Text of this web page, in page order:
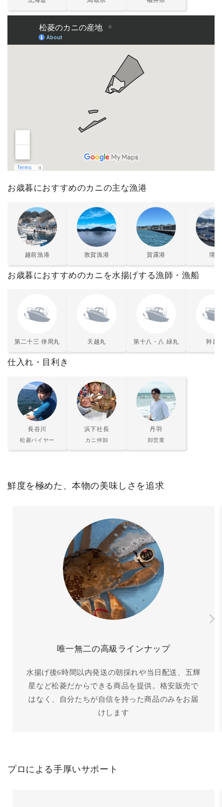
お歳暮におすすめのカニの主な漁港
越前漁港 敦賀漁港 賀露港 境港
お歳暮におすすめのカニを水揚げする漁師・漁船
第二十三 倖周丸 天越丸 第十八・八 緑丸 幹昌
仕入れ・目利き
長谷川
松菱バイヤー
浜下社長
カニ仲卸
丹羽
卸営業
鮮度を極めた、本物の美味しさを追求
唯一無二の高級ラインナップ
水揚げ後6時間以内発送の朝採れや当日配送、五輝
星など松菱だからできる商品を提供。格安販売で
はなく、自分たちが自信を持った商品のみをお届
けします
プロによる手厚いサポート